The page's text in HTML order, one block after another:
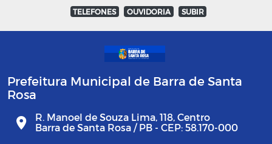
TELEFONES OUVIDORIA SUBIR
Prefeitura Municipal de Barra de Santa
Rosa
R. Manoel de Souza Lima, 118, Centro
Barra de Santa Rosa / PB - CEP: 58.170-000